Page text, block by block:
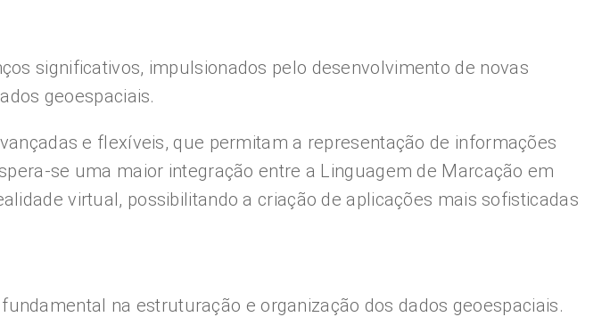
significativos, impulsionados pelo desenvolvimento de novas
geoespaciais.
e flexíveis, que permitam a representação de informações
se uma maior integração entre a Linguagem de Marcação em
virtual, possibilitando a criação de aplicações mais sofisticadas
na estruturação e organização dos dados geoespaciais.